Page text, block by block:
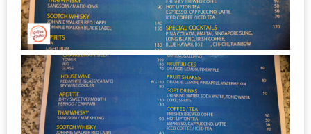
กับ
แผนที่
ร้าน
หมู
กระทะ
ทั่ว
เชียงใหม่